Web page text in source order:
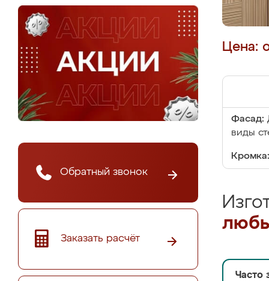
Обратный звонок
Заказать расчёт
Цена:
Фасад:
виды
Кромка:
Часто